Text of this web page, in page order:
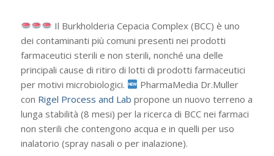
Il Burkholderia Cepacia Complex (BCC) è uno
dei contaminanti più comuni presenti nei prodotti
farmaceutici sterili e non sterili, nonché una delle
principali cause di ritiro di lotti di prodotti farmaceutici
per motivi microbiologici.
PharmaMedia Dr.Muller
con Rigel Process and Lab propone un nuovo terreno a
lunga stabilità (8 mesi) per la ricerca di BCC nei farmaci
non sterili che contengono acqua e in quelli per uso
inalatorio (spray nasali o per inalazione).